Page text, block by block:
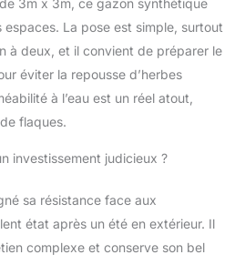
3m x 3m, ce gazon synthétique
La pose est simple, surtout
à deux, et il convient de préparer le
éviter la repousse d’herbes
à l’eau est un réel atout,
flaques.
investissement judicieux ?
sa résistance face aux
état après un été en extérieur. Il
complexe et conserve son bel